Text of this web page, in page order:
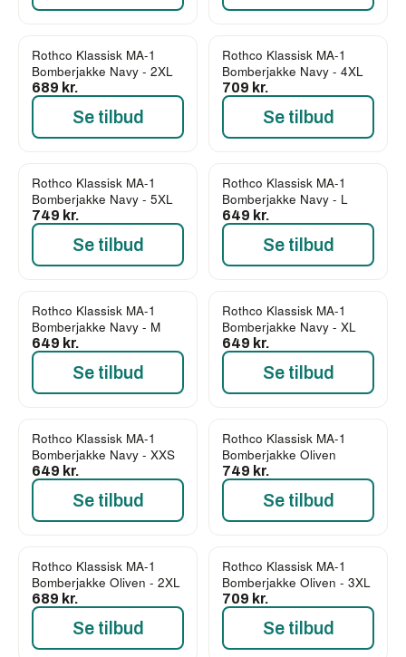
Rothco Klassisk MA-1
Bomberjakke Navy - 2XL
689 kr.
Se tilbud
Rothco Klassisk MA-1
Bomberjakke Navy - 4XL
709 kr.
Se tilbud
Rothco Klassisk MA-1
Bomberjakke Navy - 5XL
749 kr.
Se tilbud
Rothco Klassisk MA-1
Bomberjakke Navy - L
649 kr.
Se tilbud
Rothco Klassisk MA-1
Bomberjakke Navy - M
649 kr.
Se tilbud
Rothco Klassisk MA-1
Bomberjakke Navy - XL
649 kr.
Se tilbud
Rothco Klassisk MA-1
Bomberjakke Navy - XXS
649 kr.
Se tilbud
Rothco Klassisk MA-1
Bomberjakke Oliven
749 kr.
Se tilbud
Rothco Klassisk MA-1
Bomberjakke Oliven - 2XL
689 kr.
Se tilbud
Rothco Klassisk MA-1
Bomberjakke Oliven - 3XL
709 kr.
Se tilbud